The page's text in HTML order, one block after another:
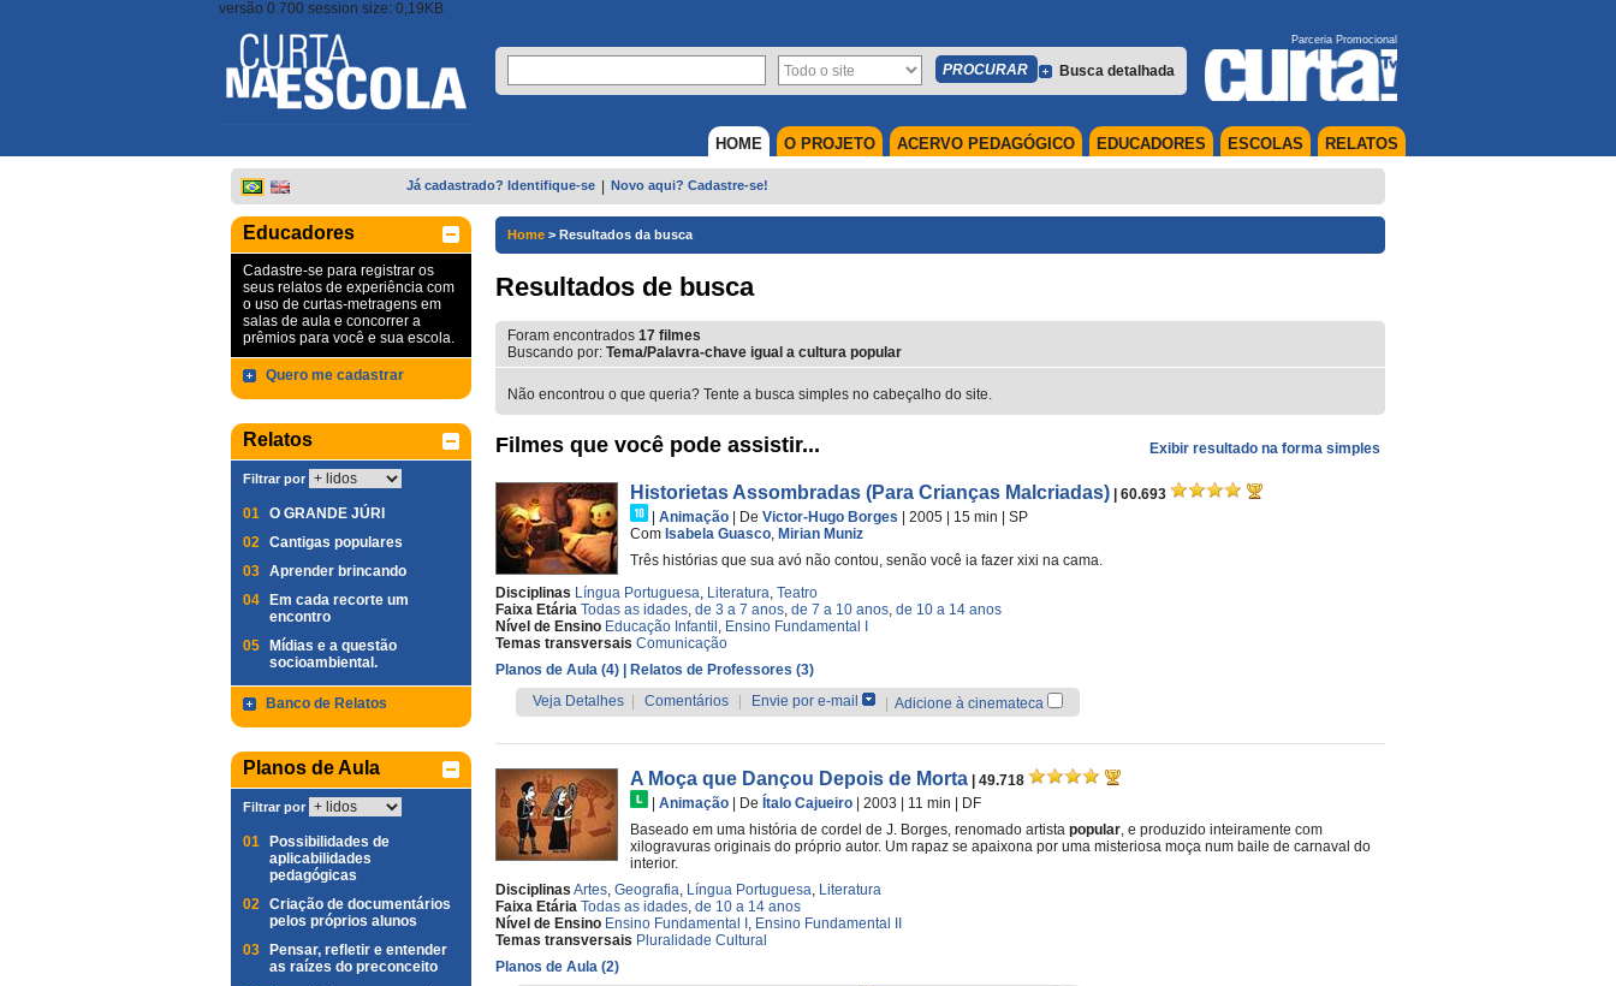
versão 0.700 session size: 0,19KB
Busca detalhada
Parceria Promocional
RELATOS
ESCOLAS
EDUCADORES
ACERVO PEDAGÓGICO
O PROJETO
HOME
Já cadastrado? Identifique-se Novo aqui? Cadastre-se!
Educadores
Cadastre-se para registrar os
seus relatos de experiência com
o uso de curtas-metragens em
salas de aula e concorrer a
prêmios para você e sua escola.
Quero me cadastrar
Relatos
Filtrar por
01 O GRANDE JÚRI
02 Cantigas populares
03 Aprender brincando
04
Em cada recorte um
encontro
05
Mídias e a questão
socioambiental.
Banco de Relatos
Planos de Aula
Filtrar por
01
Possibilidades de
aplicabilidades
pedagógicas
02 Criação de documentários
pelos próprios alunos
03
Pensar, refletir e entender
as raízes do preconceito
Home > Resultados da busca
Resultados de busca
Foram encontrados 17 filmes
Buscando por: Tema/Palavra-chave igual a cultura popular
Não encontrou o que queria? Tente a busca simples no cabeçalho do site.
Exibir resultado na forma simples
Filmes que você pode assistir...
Historietas Assombradas (Para Crianças Malcriadas)
| 60.693
Animação De Victor-Hugo Borges | 2005 | 15 min
SP
Com Isabela Guasco, Mirian Muniz
Três histórias que sua avó não contou, senão você ia fazer xixi na cama.
Disciplinas Língua Portuguesa, Literatura, Teatro
Faixa Etária Todas as idades, de 3 a 7 anos, de 7 a 10 anos, de 10 a 14 anos
Nível de Ensino Educação Infantil , Ensino Fundamental I
Temas transversais Comunicação
Planos de Aula (4)
| Relatos de Professores (3)
Veja Detalhes
Comentários Envie por e-mail Adicione à cinemateca
A Moça que Dançou Depois de Morta
| 49.718
Animação De Ítalo Cajueiro | 2003 | 11 min
DF
Baseado em uma história de cordel de J. Borges, renomado artista popular, e produzido inteiramente com
xilogravuras originais do próprio autor. Um rapaz se apaixona por uma misteriosa moça num baile de carnaval do
interior.
Disciplinas Artes, Geografia, Língua Portuguesa, Literatura
Faixa Etária Todas as idades, de 10 a 14 anos
Nível de Ensino Ensino Fundamental I , Ensino Fundamental II
Temas transversais Pluralidade Cultural
Planos de Aula (2)